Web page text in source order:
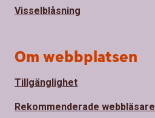
Visselblåsning
Om webbplatsen
Tillgänglighet
Rekommenderade webbläsare